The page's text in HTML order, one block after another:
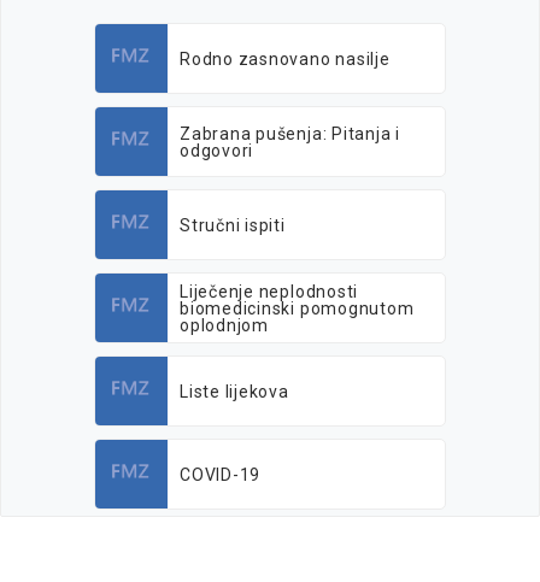
Rodno zasnovano nasilje
Zabrana pušenja: Pitanja i
odgovori
Stručni ispiti
Liječenje neplodnosti
biomedicinski pomognutom
oplodnjom
Liste lijekova
COVID-19